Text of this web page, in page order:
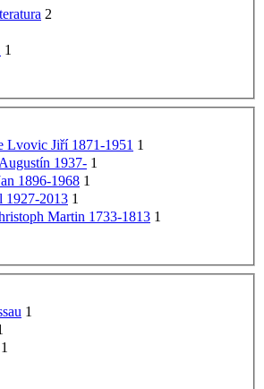
2
1
Lvovic Jiří 1871-1951 1
1937- 1
1896-1968 1
1927-2013 1
Martin 1733-1813 1
1
1